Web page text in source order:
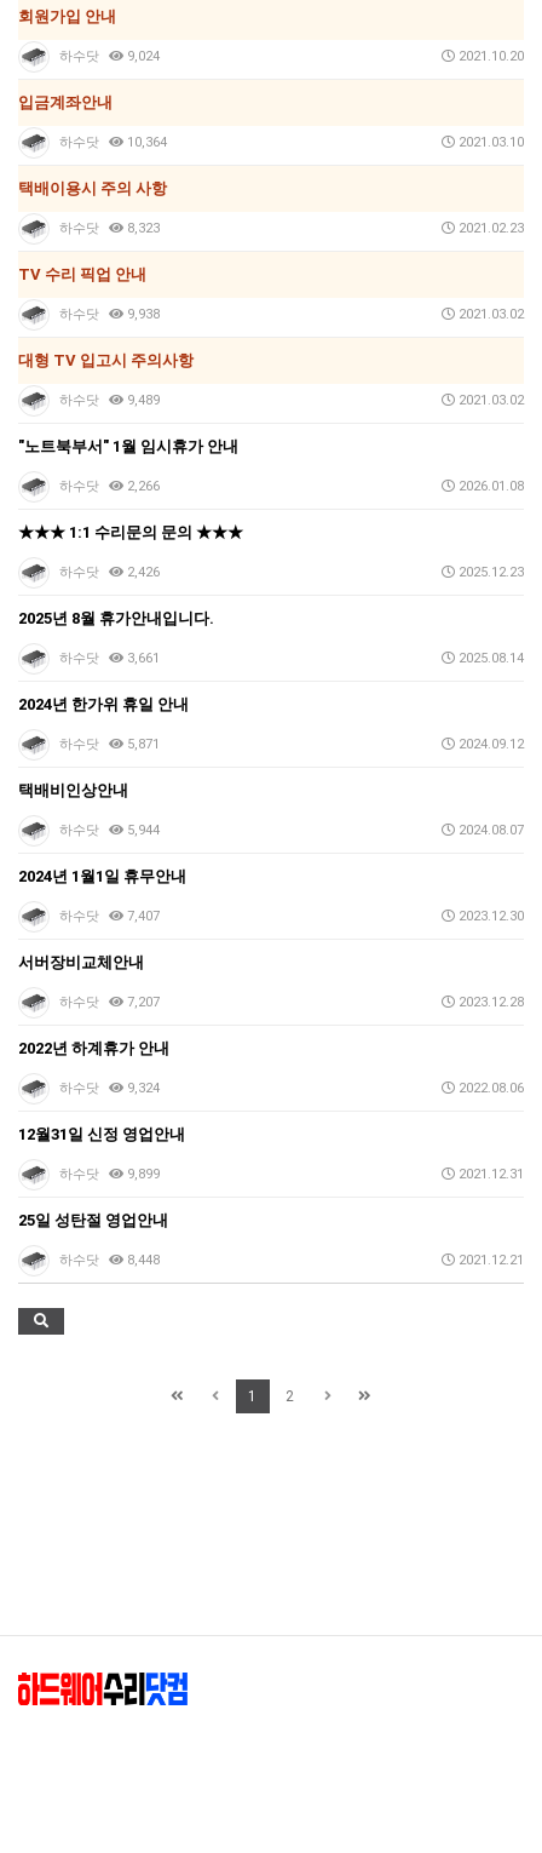
회원가입 안내
하수닷 9,024 2021.10.20
입금계좌안내
하수닷 10,364 2021.03.10
택배이용시 주의 사항
하수닷 8,323 2021.02.23
TV 수리 픽업 안내
하수닷 9,938 2021.03.02
대형 TV 입고시 주의사항
하수닷 9,489 2021.03.02
"노트북부서" 1월 임시휴가 안내
하수닷 2,266 2026.01.08
★★★ 1:1 수리문의 문의 ★★★
하수닷 2,426 2025.12.23
2025년 8월 휴가안내입니다.
하수닷 3,661 2025.08.14
2024년 한가위 휴일 안내
하수닷 5,871 2024.09.12
택배비인상안내
하수닷 5,944 2024.08.07
2024년 1월1일 휴무안내
하수닷 7,407 2023.12.30
서버장비교체안내
하수닷 7,207 2023.12.28
2022년 하계휴가 안내
하수닷 9,324 2022.08.06
12월31일 신정 영업안내
하수닷 9,899 2021.12.31
25일 성탄절 영업안내
하수닷 8,448 2021.12.21
1 2